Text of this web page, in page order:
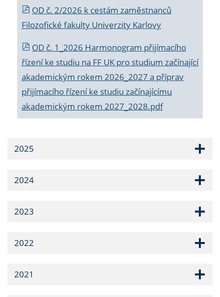
OD č. 2/2026 k cestám zaměstnanců
Filozofické fakulty Univerzity Karlovy
OD č. 1_2026 Harmonogram přijímacího
řízení ke studiu na FF UK pro studium začínající
akademickým rokem 2026_2027 a příprav
přijímacího řízení ke studiu začínajícímu
akademickým rokem 2027_2028.pdf
2025
2024
2023
2022
2021